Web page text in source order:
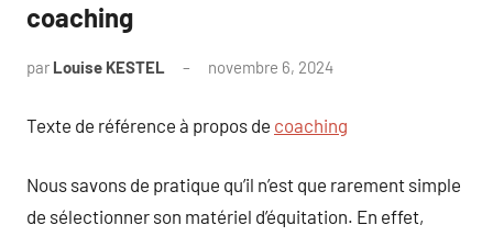
coaching
par Louise KESTEL novembre 6, 2024
Texte de référence à propos de coaching
Nous savons de pratique qu’il n’est que rarement simple
de sélectionner son matériel d’équitation. En effet,